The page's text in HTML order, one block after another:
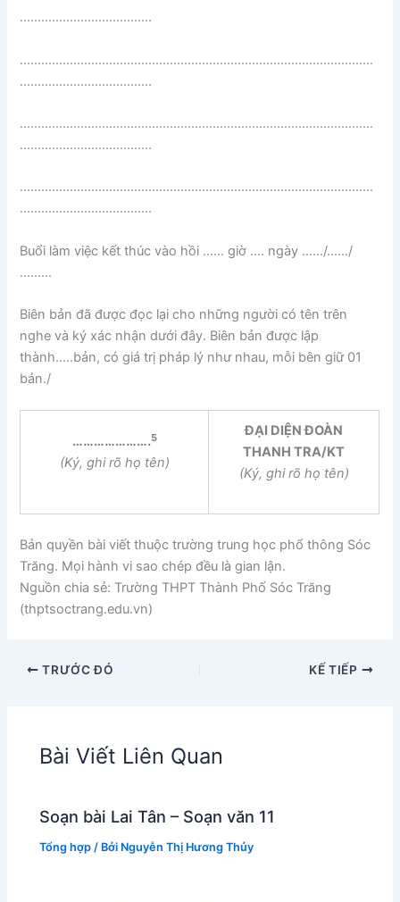
……………………………….
………………………………………………………………………………………
……………………………….
………………………………………………………………………………………
……………………………….
………………………………………………………………………………………
……………………………….
Buổi làm việc kết thúc vào hồi …… giờ …. ngày ……/……/
………
Biên bản đã được đọc lại cho những người có tên trên
nghe và ký xác nhận dưới đây. Biên bản được lập
thành…..bản, có giá trị pháp lý như nhau, mỗi bên giữ 01
bản./
………………….5
(Ký, ghi rõ họ tên)
ĐẠI DIỆN ĐOÀN
THANH TRA/KT
(Ký, ghi rõ họ tên)
Bản quyền bài viết thuộc trường trung học phổ thông Sóc
Trăng. Mọi hành vi sao chép đều là gian lận.
Nguồn chia sẻ: Trường THPT Thành Phố Sóc Trăng
(thptsoctrang.edu.vn)
TRƯỚC ĐÓ KẾ TIẾP
Bài Viết Liên Quan
Soạn bài Lai Tân – Soạn văn 11
Tổng hợp / Bởi Nguyễn Thị Hương Thủy